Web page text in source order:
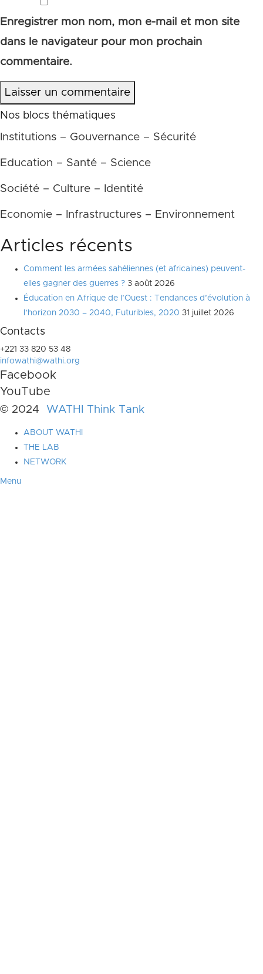
Enregistrer mon nom, mon e-mail et mon site
dans le navigateur pour mon prochain
commentaire.
Laisser un commentaire
Nos blocs thématiques
Institutions – Gouvernance – Sécurité
Education – Santé – Science
Société – Culture – Identité
Economie – Infrastructures – Environnement
Articles récents
Comment les armées sahéliennes (et africaines) peuvent-
elles gagner des guerres ? 3 août 2026
Éducation en Afrique de l’Ouest : Tendances d’évolution à
l’horizon 2030 – 2040, Futuribles, 2020 31 juillet 2026
Contacts
+221 33 820 53 48
infowathi@wathi.org
Facebook
YouTube
© 2024 WATHI Think Tank
ABOUT WATHI
THE LAB
NETWORK
Menu